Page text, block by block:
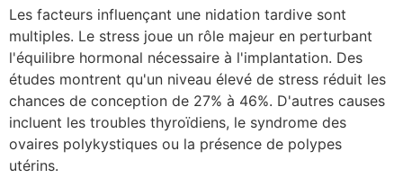
Les facteurs influençant une nidation tardive sont
multiples. Le stress joue un rôle majeur en perturbant
l'équilibre hormonal nécessaire à l'implantation. Des
études montrent qu'un niveau élevé de stress réduit les
chances de conception de 27% à 46%. D'autres causes
incluent les troubles thyroïdiens, le syndrome des
ovaires polykystiques ou la présence de polypes
utérins.